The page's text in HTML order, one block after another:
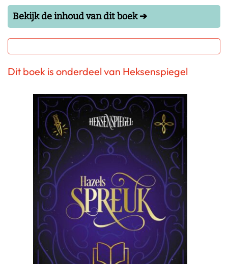
Bekijk de inhoud van dit boek ➔
Dit boek is onderdeel van Heksenspiegel